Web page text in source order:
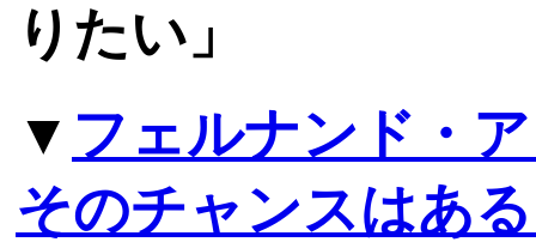
りたい」
▼ フェルナンド・
そのチャンスはあ